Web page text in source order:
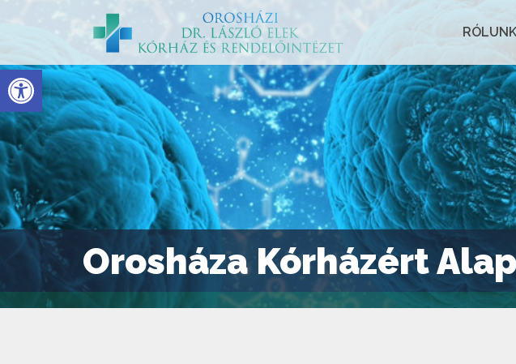
Eszköztár megnyitása
RÓLUNK
Orosháza Kórházért